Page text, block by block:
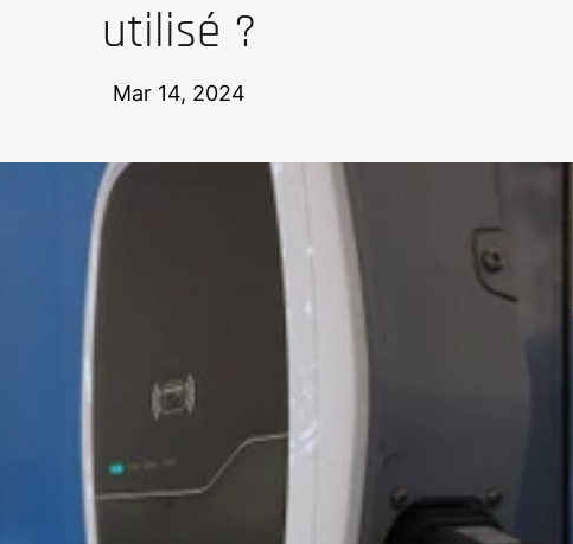
utilisé ?
Mar 14, 2024